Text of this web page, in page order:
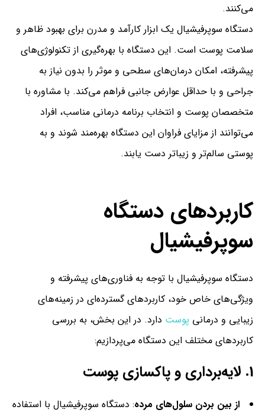
می‌کنند.
دستگاه سوپرفیشیال یک ابزار کارآمد و مدرن برای بهبود ظاهر و
سلامت پوست است. این دستگاه با بهره‌گیری از تکنولوژی‌های
پیشرفته، امکان درمان‌های سطحی و موثر را بدون نیاز به
جراحی و با حداقل عوارض جانبی فراهم می‌کند. با مشاوره با
متخصصان پوست و انتخاب برنامه درمانی مناسب، افراد
می‌توانند از مزایای فراوان این دستگاه بهره‌مند شوند و به
پوستی سالم‌تر و زیباتر دست یابند.
کاربردهای دستگاه
سوپرفیشیال
دستگاه سوپرفیشیال با توجه به فناوری‌های پیشرفته و
ویژگی‌های خاص خود، کاربردهای گسترده‌ای در زمینه‌های
زیبایی و درمانی پوست دارد. در این بخش، به بررسی
کاربردهای مختلف این دستگاه می‌پردازیم:
1. لایه‌برداری و پاکسازی پوست
از بین بردن سلول‌های مرده: دستگاه سوپرفیشیال با استفاده